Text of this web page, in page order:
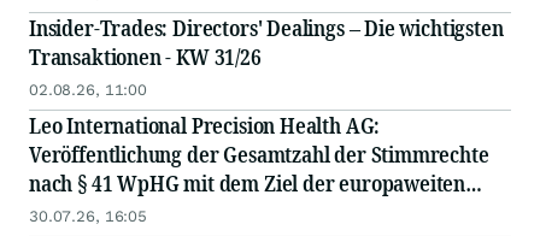
Handelsregister eingetragenen...
Insider-Trades: Directors' Dealings – Die wichtigsten
Transaktionen - KW 31/26
02.08.26, 11:00
Leo International Precision Health AG:
Veröffentlichung der Gesamtzahl der Stimmrechte
nach § 41 WpHG mit dem Ziel der europaweiten
Verbreitung
30.07.26, 16:05